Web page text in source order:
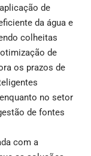
de
da água e
colheitas
de
os prazos de
no setor
de fontes
com a